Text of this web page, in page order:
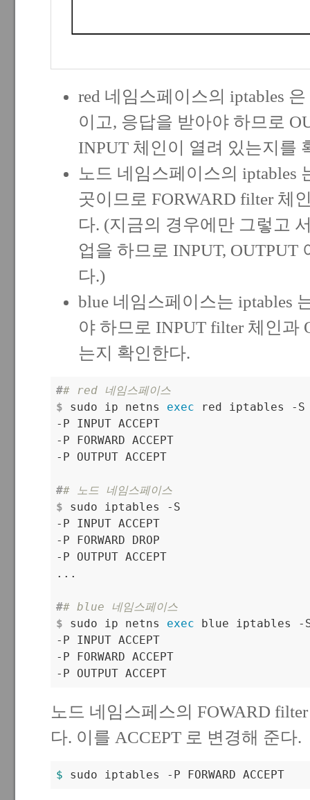
red 네임스페이스의 iptables
이고, 응답을 받아야 하므로
INPUT 체인이 열려 있는지를
노드 네임스페이스의 iptables
곳이므로 FORWARD filter 체
다. (지금의 경우에만 그렇고
업을 하므로 INPUT, OUTPUT
다.)
blue 네임스페이스는 iptables
야 하므로 INPUT filter 체인과
는지 확인한다.
## red 네임스페이스
$ sudo ip netns exec red iptables -S
-P INPUT ACCEPT
-P FORWARD ACCEPT
## 노드 네임스페이스
$ sudo iptables -S
-P INPUT ACCEPT
-P FORWARD DROP
-P OUTPUT ACCEPT
## blue 네임스페이스
$ sudo ip netns exec blue iptables -
-P INPUT ACCEPT
-P FORWARD ACCEPT
노드 네임스페스의 FOWARD
다. 이를 ACCEPT 로 변경해 준다.
$